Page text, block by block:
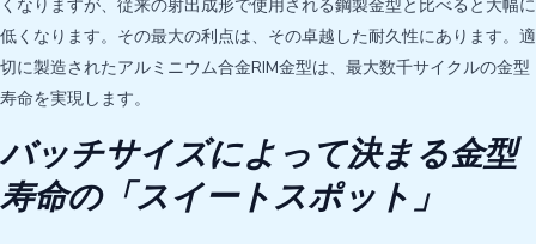
くなりますが、従来の射出成形で使用される鋼製金型と比べると大幅に
低くなります。その最大の利点は、その卓越した耐久性にあります。適
切に製造されたアルミニウム合金RIM金型は、最大数千サイクルの金型
寿命を実現します。
バッチサイズによって決まる金型
寿命の「スイートスポット」